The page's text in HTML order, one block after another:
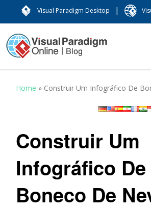
Visual Paradigm Desktop |
Home » Construir Um Infográfico De
Construir Um
Infográfico De
Boneco De